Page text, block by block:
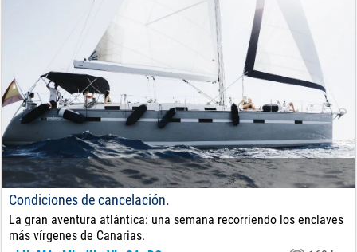
Condiciones de cancelación.
La gran aventura atlántica: una semana recorriendo los enclaves
más vírgenes de Canarias.